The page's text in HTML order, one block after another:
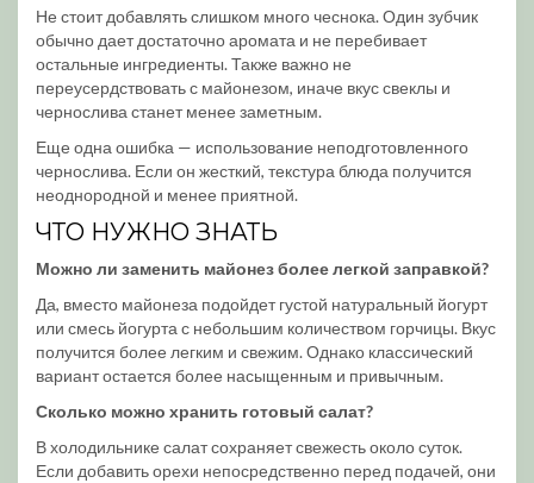
Не стоит добавлять слишком много чеснока. Один зубчик
обычно дает достаточно аромата и не перебивает
остальные ингредиенты. Также важно не
переусердствовать с майонезом, иначе вкус свеклы и
чернослива станет менее заметным.
Еще одна ошибка — использование неподготовленного
чернослива. Если он жесткий, текстура блюда получится
неоднородной и менее приятной.
ЧТО НУЖНО ЗНАТЬ
Можно ли заменить майонез более легкой заправкой?
Да, вместо майонеза подойдет густой натуральный йогурт
или смесь йогурта с небольшим количеством горчицы. Вкус
получится более легким и свежим. Однако классический
вариант остается более насыщенным и привычным.
Сколько можно хранить готовый салат?
В холодильнике салат сохраняет свежесть около суток.
Если добавить орехи непосредственно перед подачей, они